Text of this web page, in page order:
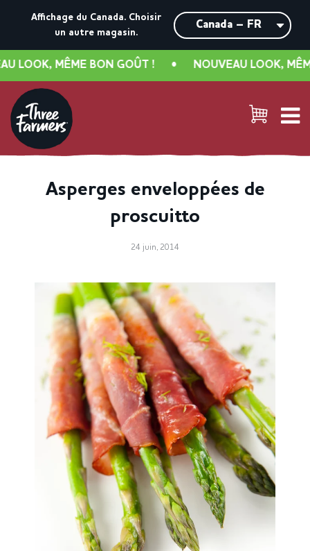
Affichage du Canada. Choisir
un autre magasin.
LOOK, MÊME BON GOÛT ! NOUVEAU LOOK,
Asperges enveloppées de
proscuitto
24 juin, 2014